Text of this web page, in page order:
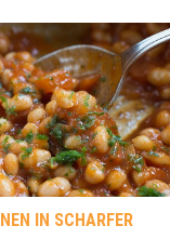
IN SCHARFER